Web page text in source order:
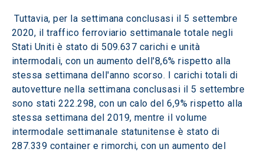
Tuttavia, per la settimana conclusasi il 5 settembre
2020, il traffico ferroviario settimanale totale negli
Stati Uniti è stato di 509.637 carichi e unità
intermodali, con un aumento dell'8,6% rispetto alla
stessa settimana dell'anno scorso. I carichi totali di
autovetture nella settimana conclusasi il 5 settembre
sono stati 222.298, con un calo del 6,9% rispetto alla
stessa settimana del 2019, mentre il volume
intermodale settimanale statunitense è stato di
287.339 container e rimorchi, con un aumento del